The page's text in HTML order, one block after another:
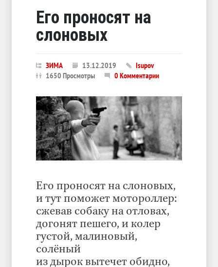
Его проносят на
слоновых
ЗИМА 13.12.2019
Isupov
1650 Просмотры
0 Комментарии
Его проносят на слоновых,
и тут поможет мотороллер:
сжевав собаку на отловах,
догонят пешего, и колер
густой, малиновый,
солёный
из дырок вытечет обидно,